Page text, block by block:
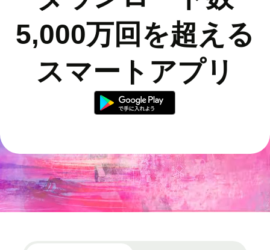
5,000万回を超える
スマートアプリ